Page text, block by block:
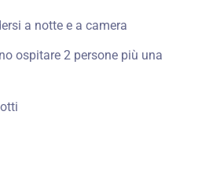
a notte e a camera
ospitare 2 persone più una